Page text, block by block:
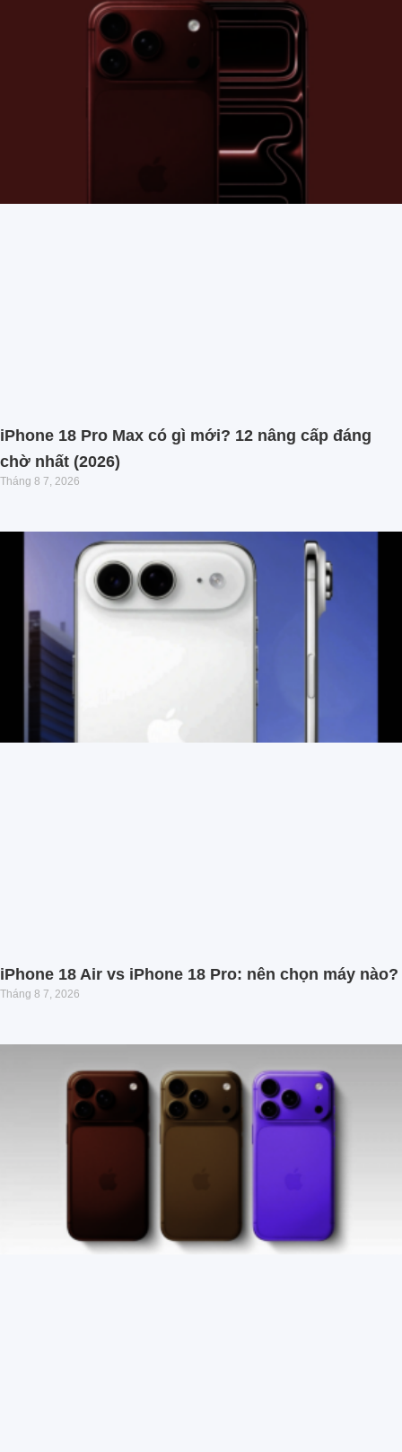
iPhone 18 Pro Max có gì mới? 12 nâng cấp đáng
chờ nhất (2026)
Tháng 8 7, 2026
iPhone 18 Air vs iPhone 18 Pro: nên chọn máy nào?
Tháng 8 7, 2026